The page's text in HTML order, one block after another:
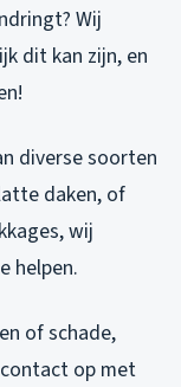
Wij
dit kan zijn, en
diverse soorten
daken, of
wij
helpen.
of schade,
op met